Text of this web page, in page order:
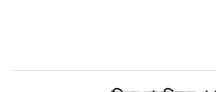
Lost password?